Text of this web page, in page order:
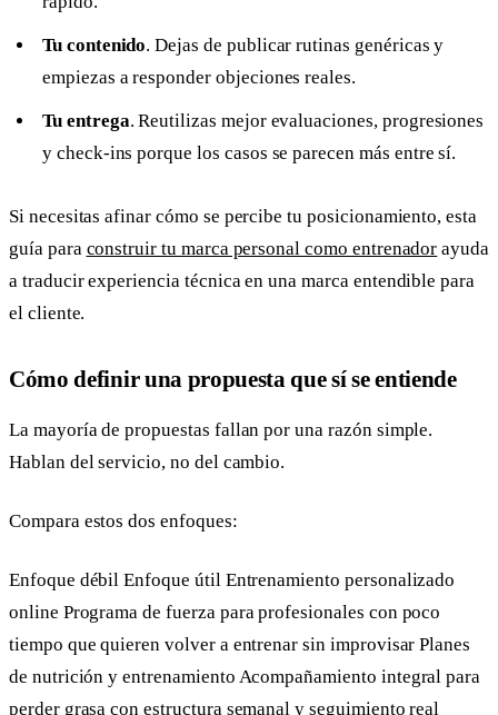
Tu contenido. Dejas de publicar rutinas genéricas y
empiezas a responder objeciones reales.
Tu entrega. Reutilizas mejor evaluaciones, progresiones
y check-ins porque los casos se parecen más entre sí.
Si necesitas afinar cómo se percibe tu posicionamiento, esta
guía para construir tu marca personal como entrenador ayuda
a traducir experiencia técnica en una marca entendible para
el cliente.
Cómo definir una propuesta que sí se entiende
La mayoría de propuestas fallan por una razón simple.
Hablan del servicio, no del cambio.
Compara estos dos enfoques:
Enfoque débil Enfoque útil Entrenamiento personalizado
online Programa de fuerza para profesionales con poco
tiempo que quieren volver a entrenar sin improvisar Planes
de nutrición y entrenamiento Acompañamiento integral para
perder grasa con estructura semanal y seguimiento real